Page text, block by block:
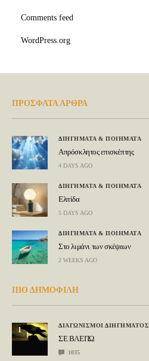
Comments feed
WordPress.org
ΠΡΟΣΦΑΤΑ ΑΡΘΡΑ
ΔΙΗΓΗΜΑΤΑ & ΠΟΙΗΜΑΤΑ
Απρόσκλητος επισκέπτης
4 DAYS AGO
ΔΙΗΓΗΜΑΤΑ & ΠΟΙΗΜΑΤΑ
Ελπίδα
5 DAYS AGO
ΔΙΗΓΗΜΑΤΑ & ΠΟΙΗΜΑΤΑ
Στο λιμάνι των σκέψεων
2 WEEKS AGO
ΠΙΟ ΔΗΜΟΦΙΛΗ
1
ΔΙΑΓΩΝΙΣΜΟΙ ΔΙΗΓΗΜΑΤΟΣ
ΣΕ ΒΛΕΠΩ
1035